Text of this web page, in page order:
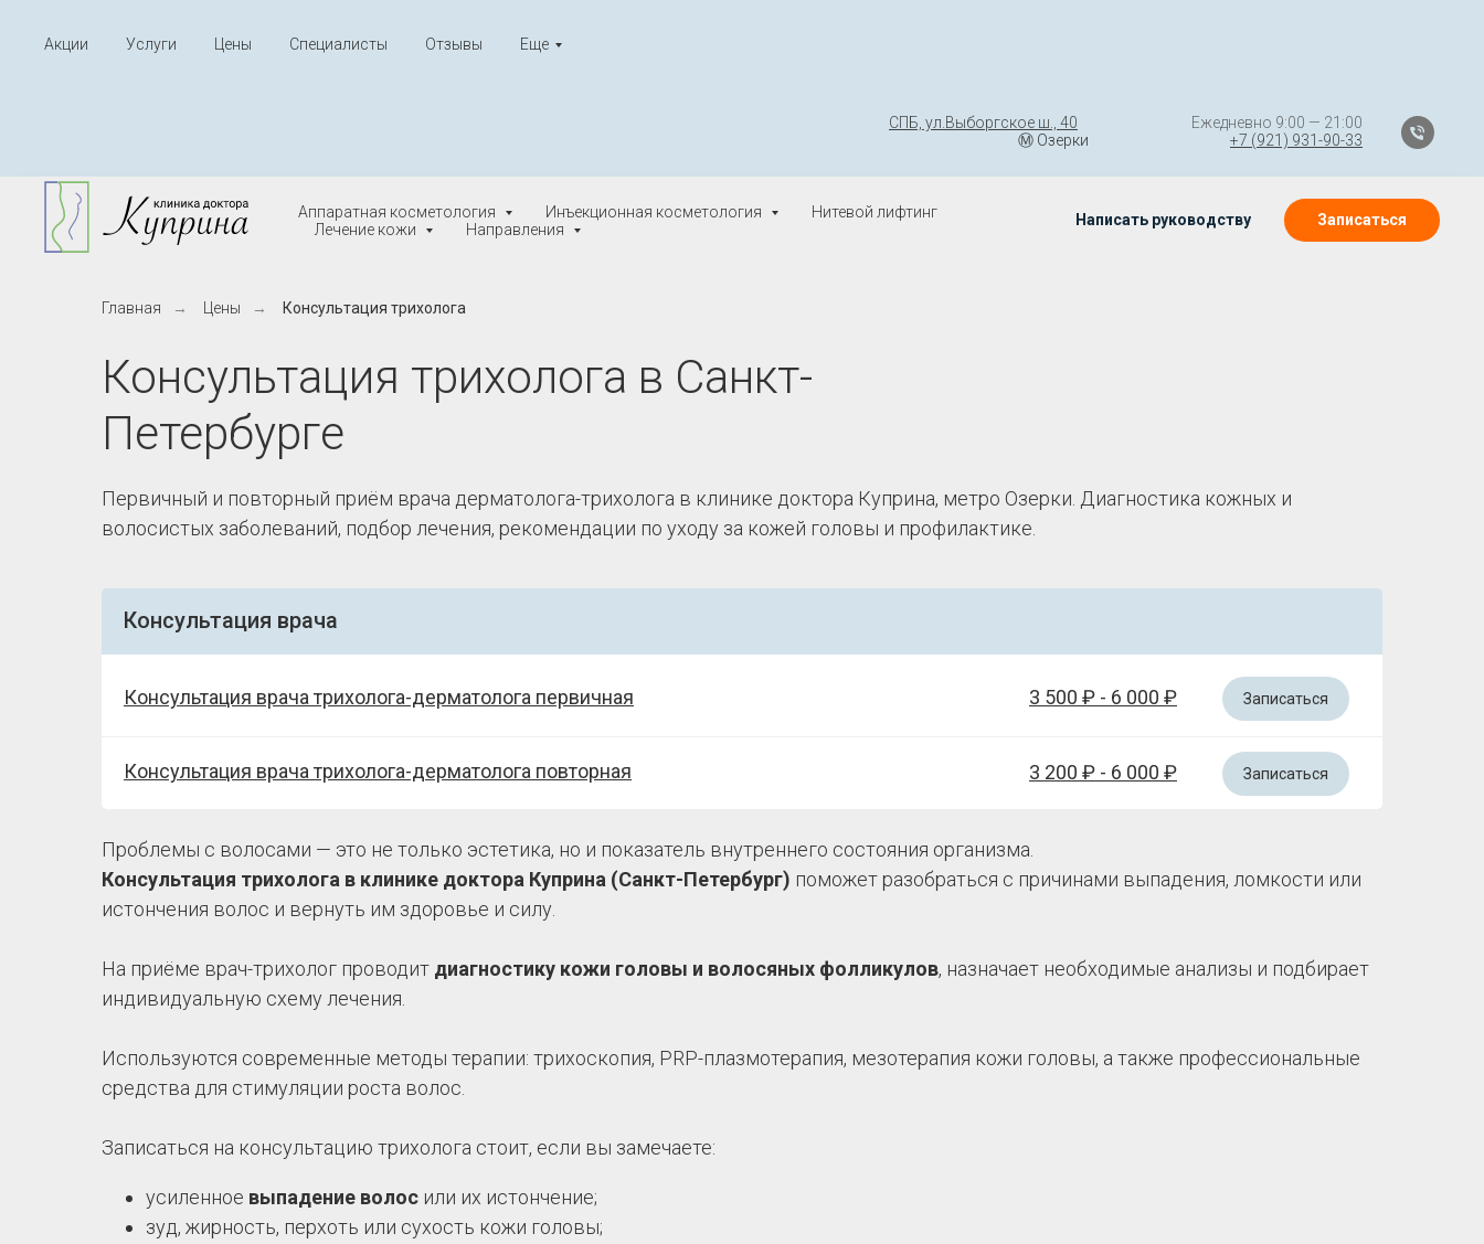
Акции Услуги Цены Специалисты Отзывы Еще
СПБ, ул.Выборгское ш., 40
Ежедневно 9:00 — 21:00
Ⓜ️ Озерки
+7 (921) 931-90-33
Аппаратная косметология Инъекционная косметология
Нитевой лифтинг
Лечение кожи
Направления
Написать руководству Записаться
Главная → Цены → Консультация трихолога
Консультация трихолога в Санкт-
Петербурге
Первичный и повторный приём врача дерматолога-трихолога в клинике доктора Куприна, метро Озерки. Диагностика кожных и
волосистых заболеваний, подбор лечения, рекомендации по уходу за кожей головы и профилактике.
Консультация врача
Консультация врача трихолога-дерматолога повторная
Консультация врача трихолога-дерматолога первичная
3 200 ₽ - 6 000 ₽
3 500 ₽ - 6 000 ₽
Записаться
Записаться
Проблемы с волосами — это не только эстетика, но и показатель внутреннего состояния организма.
Консультация трихолога в клинике доктора Куприна (Санкт-Петербург) поможет разобраться с причинами выпадения, ломкости или
истончения волос и вернуть им здоровье и силу.
На приёме врач-трихолог проводит диагностику кожи головы и волосяных фолликулов, назначает необходимые анализы и подбирает
индивидуальную схему лечения.
Используются современные методы терапии: трихоскопия, PRP-плазмотерапия, мезотерапия кожи головы, а также профессиональные
средства для стимуляции роста волос.
Записаться на консультацию трихолога стоит, если вы замечаете:
усиленное выпадение волос или их истончение;
зуд, жирность, перхоть или сухость кожи головы;